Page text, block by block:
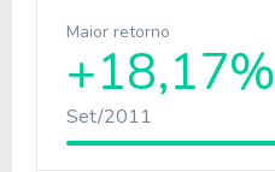
Maior retorno
+18,17%
Set/2011